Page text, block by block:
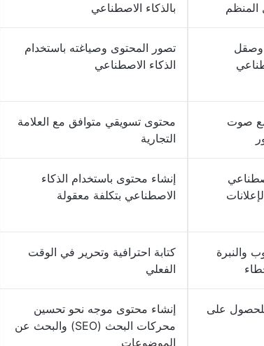
المنظم
بالذكاء الاصطناعي
وصقل
تصور المحتوى وصياغته باستخدام
الذكاء الاصطناعي
مع صوت
محتوى تسويقي متوافق مع العلامة
التجارية
إنشاء محتوى باستخدام الذكاء
الاصطناعي بتكلفة معقولة
والنبرة
كتابة احترافية وتحرير في الوقت
الفعلي
على
إنشاء محتوى موجه نحو تحسين
محركات البحث (SEO) والبحث عن
الموضوعات